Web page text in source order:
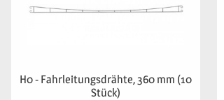
H0 - Fahrleitungsdrähte, 360 mm (10
Stück)